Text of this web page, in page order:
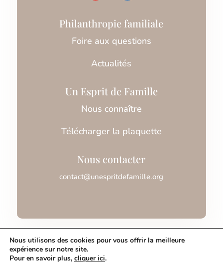
Philanthropie familiale
Foire aux questions
Actualités
Un Esprit de Famille
Nous connaître
Télécharger la plaquette
Nous contacter
contact@unespritdefamille.org
Nous utilisons des cookies pour vous offrir la meilleure
expérience sur notre site.
Pour en savoir plus, cliquer ici.